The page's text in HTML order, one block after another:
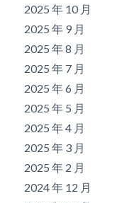
2025 年 10 月
2025 年 9 月
2025 年 8 月
2025 年 7 月
2025 年 6 月
2025 年 5 月
2025 年 4 月
2025 年 3 月
2025 年 2 月
2024 年 12 月